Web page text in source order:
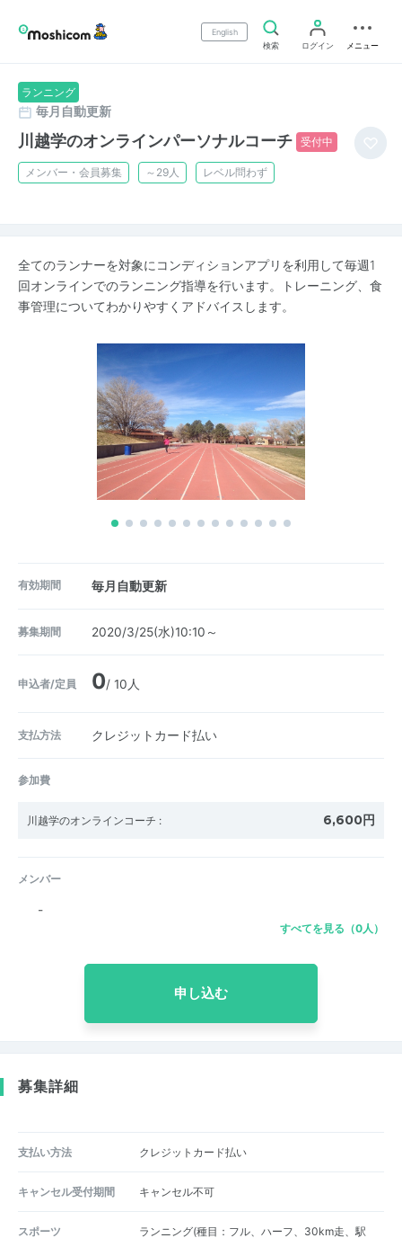
English
検索
ログイン メニュー
ランニング
毎月自動更新
川越学のオンラインパーソナルコーチ 受付中
メンバー・会員募集 ～29人 レベル問わず
全てのランナーを対象にコンディションアプリを利用して毎週1
回オンラインでのランニング指導を行います。トレーニング、食
事管理についてわかりやすくアドバイスします。
有効期間 毎月自動更新
募集期間 2020/3/25(水)10:10～
申込者/定員 0/ 10人
支払方法 クレジットカード払い
参加費
川越学のオンラインコーチ : 6,600円
メンバー
-
すべてを見る（0人）
申し込む
募集詳細
支払い方法 クレジットカード払い
キャンセル受付期間 キャンセル不可
スポーツ
ランニング(種目：フル、ハーフ、30km走、駅